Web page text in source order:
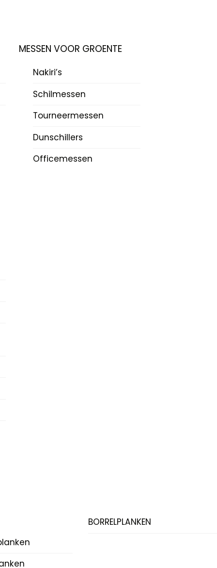
MESSEN VOOR GROENTE
Nakiri’s
Schilmessen
Tourneermessen
Dunschillers
Officemessen
BORRELPLANKEN